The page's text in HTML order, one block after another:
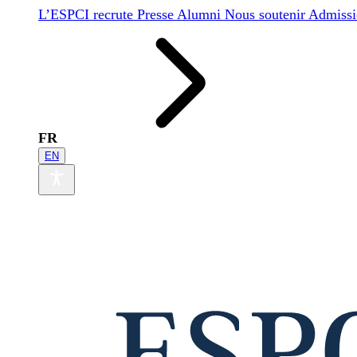
L’ESPCI recrute Presse Alumni Nous soutenir
FR
EN